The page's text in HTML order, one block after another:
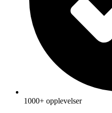
1000+ opplevelser